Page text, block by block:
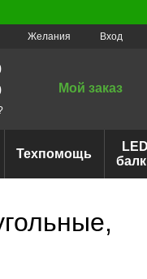
Желания Вход
Мой заказ
Техпомощь